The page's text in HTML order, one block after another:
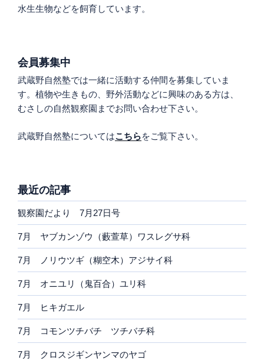
水生生物などを飼育しています。
会員募集中
武蔵野自然塾では一緒に活動する仲間を募集していま
す。植物や生きもの、野外活動などに興味のある方は、
むさしの自然観察園までお問い合わせ下さい。
武蔵野自然塾についてはこちらをご覧下さい。
最近の記事
観察園だより 7月27日号
7月 ヤブカンゾウ（藪萱草）ワスレグサ科
7月 ノリウツギ（糊空木）アジサイ科
7月 オニユリ（鬼百合）ユリ科
7月 ヒキガエル
7月 コモンツチバチ ツチバチ科
7月 クロスジギンヤンマのヤゴ